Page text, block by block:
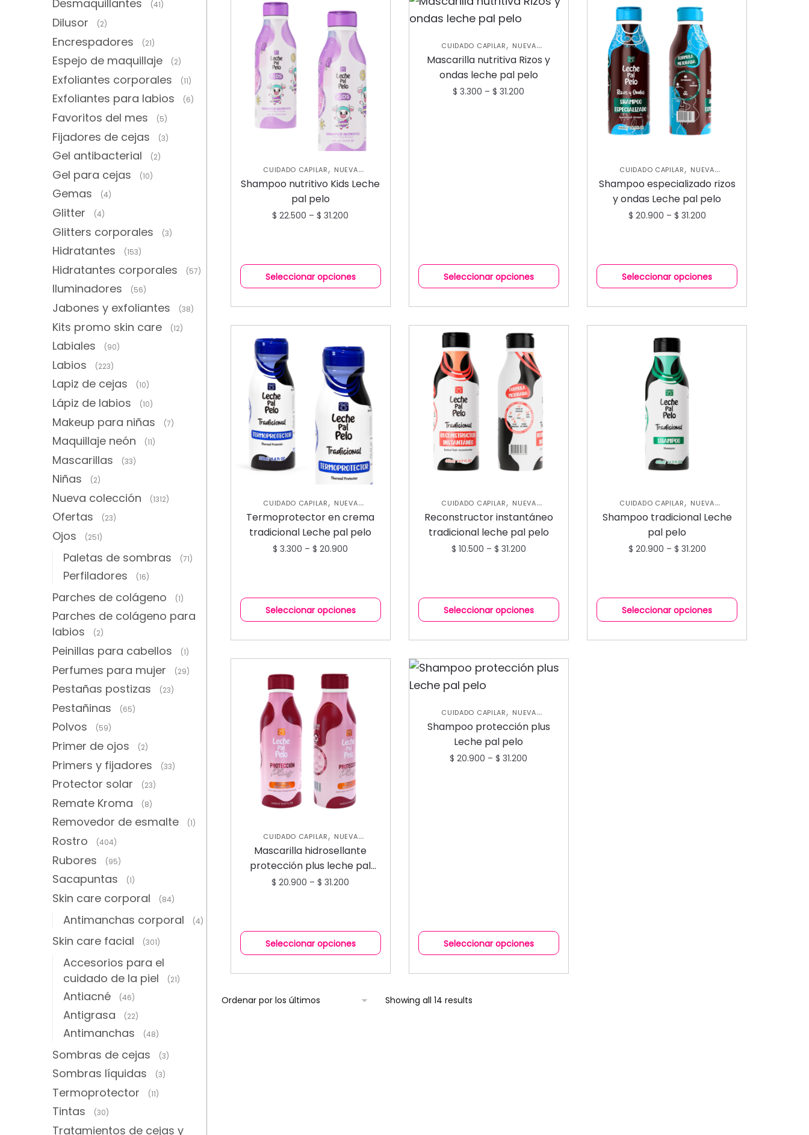
CUIDADO CAPILAR, NUEVA
COLECCIÓN,SHAMPOOS Y
Shampoo nutritivo Kids Leche
pal pelo
$ 22.500 – $ 31.200
Seleccionar opciones
CUIDADO CAPILAR, NUEVA
COLECCIÓN,TRATAMIENTOS
Mascarilla nutritiva Rizos y
ondas leche pal pelo
$ 3.300 – $ 31.200
Seleccionar opciones
CUIDADO CAPILAR, NUEVA
COLECCIÓN,SHAMPOOS Y
ACONDICIONADORES
Shampoo especializado rizos
y ondas Leche pal pelo
$ 20.900 – $ 31.200
Seleccionar opciones
CUIDADO CAPILAR, NUEVA
COLECCIÓN,TERMOPROTECTOR,
TRATAMIENTOS CAPILARES
Termoprotector en crema
tradicional Leche pal pelo
$ 3.300 – $ 20.900
Seleccionar opciones
CUIDADO CAPILAR, NUEVA
COLECCIÓN,TRATAMIENTOS
Reconstructor instantáneo
tradicional leche pal pelo
$ 10.500 – $ 31.200
Seleccionar opciones
CUIDADO CAPILAR, NUEVA
COLECCIÓN,SHAMPOOS Y
ACONDICIONADORES
Shampoo tradicional Leche
pal pelo
$ 20.900 – $ 31.200
Seleccionar opciones
CUIDADO CAPILAR, NUEVA
COLECCIÓN ,TRATAMIENTOS
Mascarilla hidrosellante
protección plus leche pal
pelo
$ 20.900 – $ 31.200
Seleccionar opciones
CUIDADO CAPILAR, NUEVA
COLECCIÓN,SHAMPOOS Y
ACONDICIONADORES
Shampoo protección plus
Leche pal pelo
$ 20.900 – $ 31.200
Seleccionar opciones
Showing all 14 results
Desmaquillantes (41)
Dilusor (2)
Encrespadores (21)
Espejo de maquillaje (2)
Exfoliantes corporales (11)
Exfoliantes para labios (6)
Favoritos del mes (5)
Fijadores de cejas (3)
Gel antibacterial (2)
Gel para cejas (10)
Gemas (4)
Glitter (4)
Glitters corporales (3)
Hidratantes (153)
Hidratantes corporales (57)
Iluminadores (56)
Jabones y exfoliantes (38)
Kits promo skin care (12)
Labiales (90)
Labios (223)
Lapiz de cejas (10)
Lápiz de labios (10)
Makeup para niñas (7)
Maquillaje neón (11)
Mascarillas (33)
Niñas (2)
Nueva colección (1312)
Ofertas (23)
Ojos (251)
Paletas de sombras (71)
Perfiladores (16)
Parches de colágeno (1)
Parches de colágeno para
labios
(2)
Peinillas para cabellos (1)
Perfumes para mujer (29)
Pestañas postizas (23)
Pestañinas (65)
Polvos (59)
Primer de ojos (2)
Primers y fijadores (33)
Protector solar (23)
Remate Kroma (8)
Removedor de esmalte (1)
Rostro (404)
Rubores (95)
Sacapuntas (1)
Skin care corporal (84)
Antimanchas corporal (4)
Skin care facial (301)
Accesorios para el
cuidado de la piel
(21)
Antiacné (46)
Antigrasa (22)
Antimanchas (48)
Sombras de cejas (3)
Sombras líquidas (3)
Termoprotector (11)
Tintas (30)
Tratamientos de cejas y